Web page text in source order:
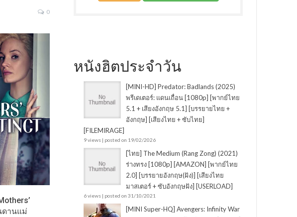
0
ดานแม่
หนังฮิตประจำวัน
[MINI-HD] Predator: Badlands (2025)
พรีเดเตอร์: แดนเถื่อน [1080p] [พากย์ไทย
5.1 + เสียงอังกฤษ 5.1] [บรรยายไทย +
อังกฤษ] [เสียงไทย + ซับไทย]
[FILEMIRAGE]
9 views| posted on 19/02/2026
[ไทย] The Medium (Rang Zong) (2021)
ร่างทรง [1080p] [AMAZON] [พากย์ไทย
2.0] [บรรยายอังกฤษ(ฝัง)] [เสียงไทย
มาสเตอร์ + ซับอังกฤษฝัง] [USERLOAD]
6 views| posted on 31/10/2021
[MINI Super-HQ] Avengers: Infinity War